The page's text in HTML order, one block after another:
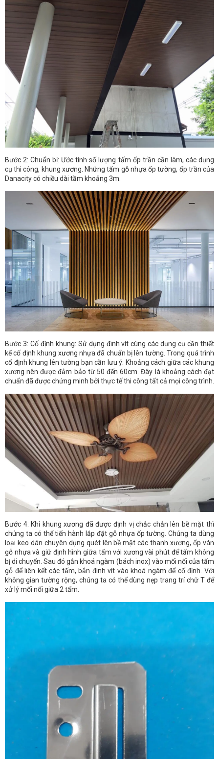
Bước 2: Chuẩn bị: Ước tính số lượng tấm ốp trần cần làm, các dụng
cụ thi công, khung xương. Những tấm gỗ nhựa ốp tường, ốp trần của
Danacity có chiều dài tầm khoảng 3m.
Bước 3: Cố định khung: Sử dụng đinh vít cùng các dụng cụ cần thiết
kế cố định khung xương nhựa đã chuẩn bị lên tường. Trong quá trình
cố định khung lên tường bạn cần lưu ý: Khoảng cách giữa các khung
xương nên được đảm bảo từ 50 đến 60cm. Đây là khoảng cách đạt
chuẩn đã được chứng minh bởi thực tế thi công tất cả mọi công trình.
Bước 4: Khi khung xương đã được định vị chắc chắn lên bề mặt thì
chúng ta có thể tiến hành lắp đặt gỗ nhựa ốp tường. Chúng ta dùng
loại keo dán chuyên dụng quét lên bề mặt các thanh xương, ốp ván
gỗ nhựa và giữ định hình giữa tấm với xương vài phút để tấm không
bị di chuyển. Sau đó gắn khoá ngàm (bách inox) vào mối nối của tấm
gỗ để liên kết các tấm, bắn đinh vít vào khoá ngàm để cố định. Với
không gian tường rộng, chúng ta có thể dùng nẹp trang trí chữ T để
xử lý mối nối giữa 2 tấm.